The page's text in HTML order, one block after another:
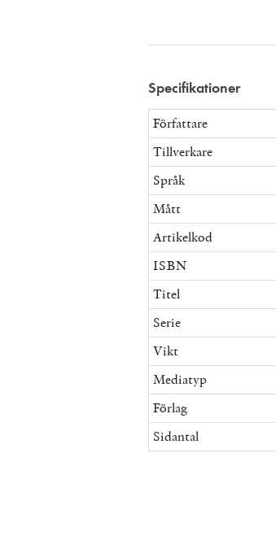
Specifikationer
Författare
Tillverkare
Språk
Mått
Artikelkod
ISBN
Titel
Serie
Vikt
Mediatyp
Förlag
Sidantal